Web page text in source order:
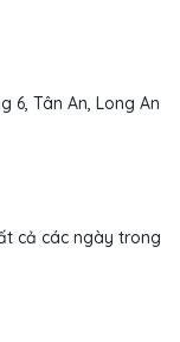
6, Tân An, Long An
cả các ngày trong